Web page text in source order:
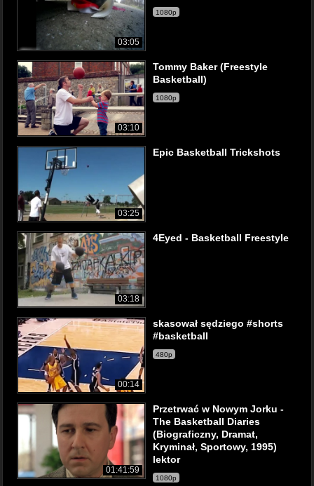
03:05
1080p
03:10
Tommy Baker (Freestyle
Basketball)
1080p
03:25
Epic Basketball Trickshots
03:18
4Eyed - Basketball Freestyle
00:14
skasował sędziego #shorts
#basketball
480p
01:41:59
Przetrwać w Nowym Jorku -
The Basketball Diaries
(Biograficzny, Dramat,
Kryminał, Sportowy, 1995)
lektor
1080p